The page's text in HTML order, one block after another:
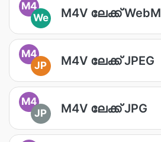
M4
We
M4V ലേക്ക് WebM
M4
JP
M4V ലേക്ക് JPEG
M4
JP
M4V ലേക്ക് JPG